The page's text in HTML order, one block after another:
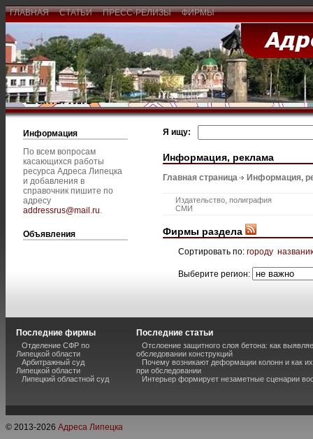
ГЛАВНАЯ СТАТЬИ ПРЕСС-РЕЛИЗЫ ФИРМЫ
Информация
По всем вопросам
касающихся работы
ресурса Адреса Липецка
и добавления в
справочник пишите по
адресу
addressrus@mail.ru.
Объявления
Я ищу:
Информация, реклама
Главная страница Информация,
Издательство, полиграфия
СМИ
Фирмы раздела
Сортировать по: городу
Выберите регион:
Последние фирмы
Отделение СФР по
Липецкой области
Арбитражный суд
Липецкой области
Липецкий областной суд
Последние статьи
Отслоение защитного слоя бетона: как
обследовании конструкций
Почему возникают деформации колонн и как
при обследовании
Интерьер формирует незаметные сценарии
© 2013-2026 Адреса Липецка